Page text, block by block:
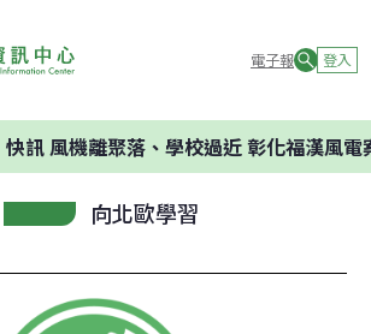
電子報 登入
快訊風機離聚落、學校過近 彰化福漢風電
向北歐學習